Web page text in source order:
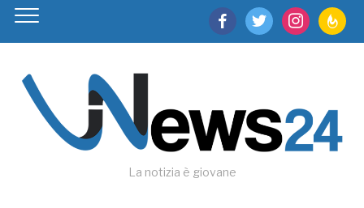
facebooktwitter instagram
La notizia è giovane